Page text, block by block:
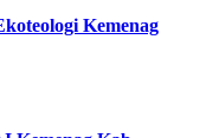
Kemenag